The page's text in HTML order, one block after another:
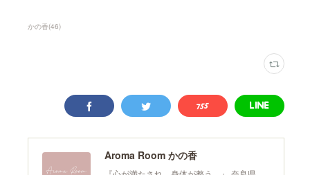
かの香(46)
Aroma Room かの香